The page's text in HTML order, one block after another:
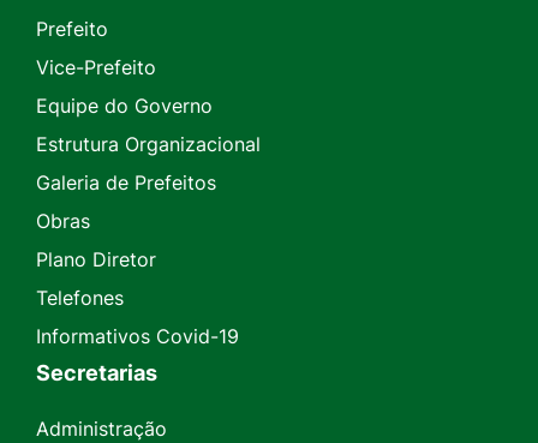
Prefeito
Vice-Prefeito
Equipe do Governo
Estrutura Organizacional
Galeria de Prefeitos
Obras
Plano Diretor
Telefones
Informativos Covid-19
Secretarias
Administração